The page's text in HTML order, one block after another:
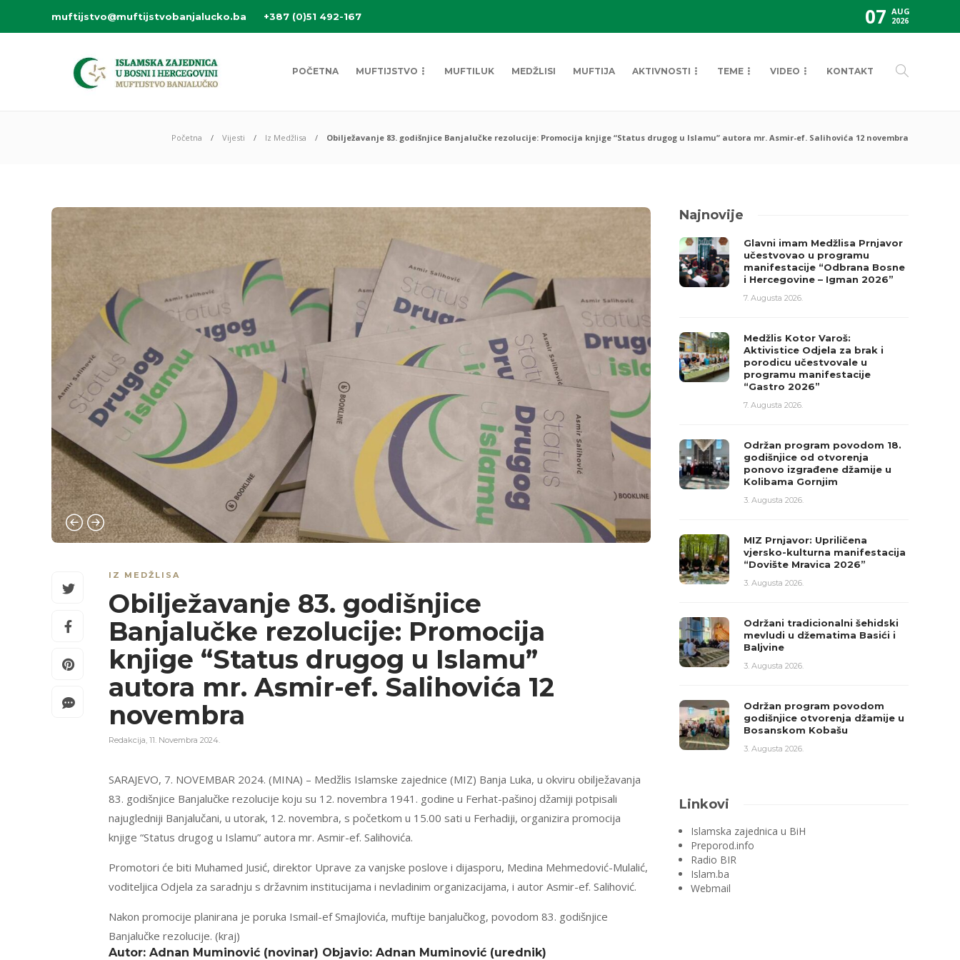
muftijstvo@muftijstvobanjalucko.ba +387 (0)51 492-167 07 AUG
2026
POČETNA MUFTIJSTVO MUFTILUK MEDŽLISI MUFTIJA AKTIVNOSTI TEME VIDEO KONTAKT
Početna Vijesti Iz Medžlisa Obilježavanje 83. godišnjice Banjalučke rezolucije: Promocija knjige “Status drugog u Islamu” autora mr. Asmir-ef. Salihovića 12 novembra
IZ MEDŽLISA
Obilježavanje 83. godišnjice
Banjalučke rezolucije: Promocija
knjige “Status drugog u Islamu”
autora mr. Asmir-ef. Salihovića 12
novembra
Redakcija, 11. Novembra 2024.
SARAJEVO, 7. NOVEMBAR 2024. (MINA) – Medžlis Islamske zajednice (MIZ) Banja Luka, u okviru obilježavanja
83. godišnjice Banjalučke rezolucije koju su 12. novembra 1941. godine u Ferhat-pašinoj džamiji potpisali
najugledniji Banjalučani, u utorak, 12. novembra, s početkom u 15.00 sati u Ferhadiji, organizira promocija
knjige “Status drugog u Islamu” autora mr. Asmir-ef. Salihovića.
Promotori će biti Muhamed Jusić, direktor Uprave za vanjske poslove i dijasporu, Medina Mehmedović-Mulalić,
voditeljica Odjela za saradnju s državnim institucijama i nevladinim organizacijama, i autor Asmir-ef. Salihović.
Nakon promocije planirana je poruka Ismail-ef Smajlovića, muftije banjalučkog, povodom 83. godišnjice
Banjalučke rezolucije. (kraj)
Autor: Adnan Muminović (novinar) Objavio: Adnan Muminović (urednik)
Najnovije
Glavni imam Medžlisa Prnjavor
učestvovao u programu
manifestacije “Odbrana Bosne
i Hercegovine – Igman 2026”
7. Augusta 2026.
Medžlis Kotor Varoš:
Aktivistice Odjela za brak i
porodicu učestvovale u
programu manifestacije
“Gastro 2026”
7. Augusta 2026.
Održan program povodom 18.
godišnjice od otvorenja
ponovo izgrađene džamije u
Kolibama Gornjim
3. Augusta 2026.
MIZ Prnjavor: Upriličena
vjersko-kulturna manifestacija
“Dovište Mravica 2026”
3. Augusta 2026.
Održani tradicionalni šehidski
mevludi u džematima Basići i
Baljvine
3. Augusta 2026.
Održan program povodom
godišnjice otvorenja džamije u
Bosanskom Kobašu
3. Augusta 2026.
Linkovi
Islamska zajednica u BiH
Preporod.info
Radio BIR
Islam.ba
Webmail